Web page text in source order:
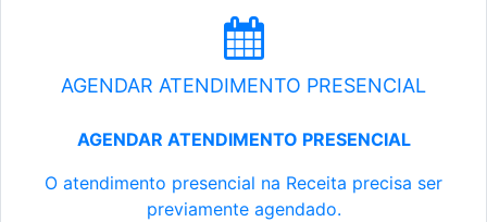
AGENDAR ATENDIMENTO PRESENCIAL
AGENDAR ATENDIMENTO PRESENCIAL
O atendimento presencial na Receita precisa ser
previamente agendado.